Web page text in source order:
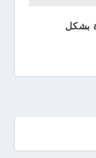
بشكل